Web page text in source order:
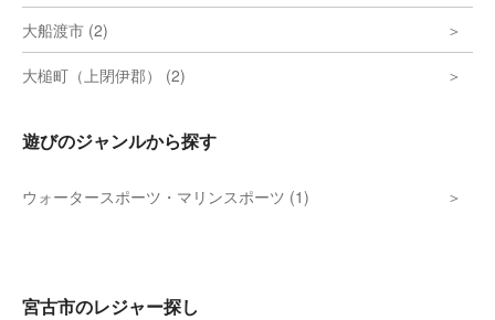
大船渡市 (2)
大槌町（上閉伊郡） (2)
遊びのジャンルから探す
ウォータースポーツ・マリンスポーツ (1)
宮古市のレジャー探し